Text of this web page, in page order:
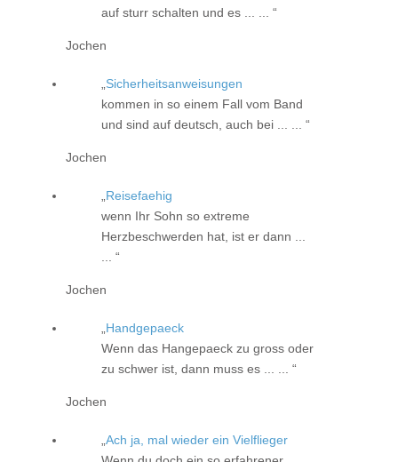
auf sturr schalten und es ... ...
Jochen
Sicherheitsanweisungen
kommen in so einem Fall vom Band
und sind auf deutsch, auch bei ... ...
Jochen
Reisefaehig
wenn Ihr Sohn so extreme
Herzbeschwerden hat, ist er dann ...
Jochen
Handgepaeck
Wenn das Hangepaeck zu gross oder
zu schwer ist, dann muss es ... ...
Jochen
Ach ja, mal wieder ein Vielflieger